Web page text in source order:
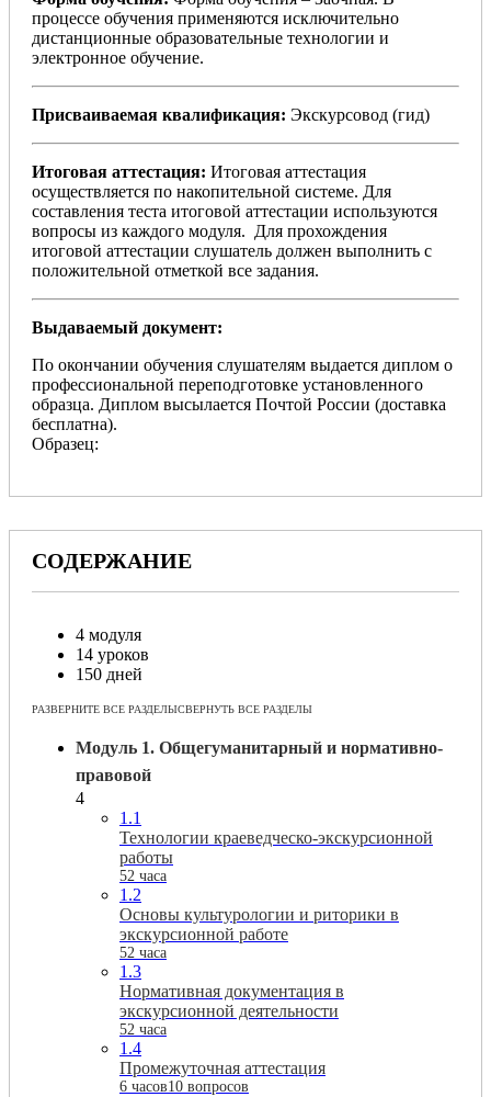
процессе обучения применяются исключительно
дистанционные образовательные технологии и
электронное обучение.
Присваиваемая квалификация: Экскурсовод (гид)
Итоговая аттестация: Итоговая аттестация
осуществляется по накопительной системе. Для
составления теста итоговой аттестации используются
вопросы из каждого модуля. Для прохождения
итоговой аттестации слушатель должен выполнить с
положительной отметкой все задания.
Выдаваемый документ:
По окончании обучения слушателям выдается диплом о
профессиональной переподготовке установленного
образца. Диплом высылается Почтой России (доставка
бесплатна).
Образец:
СОДЕРЖАНИЕ
4 модуля
14 уроков
150 дней
РАЗВЕРНИТЕ ВСЕ РАЗДЕЛЫСВЕРНУТЬ ВСЕ РАЗДЕЛЫ
Модуль 1. Общегуманитарный и нормативно-
правовой
4
1.1
Технологии краеведческо-экскурсионной
работы
52 часа
1.2
Основы культурологии и риторики в
экскурсионной работе
52 часа
1.3
Нормативная документация в
экскурсионной деятельности
52 часа
1.4
Промежуточная аттестация
6 часов10 вопросов